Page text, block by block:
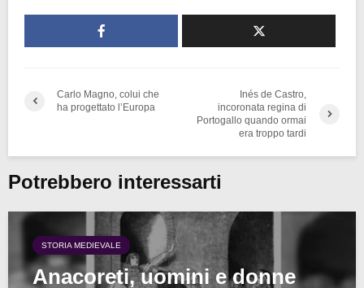
Carlo Magno, colui che
ha progettato l’Europa
Inés de Castro,
incoronata regina di
Portogallo quando ormai
era troppo tardi
Potrebbero interessarti
STORIA MEDIEVALE
Anacoreti, uomini e donne